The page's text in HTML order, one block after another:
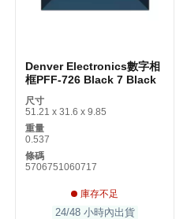
Denver Electronics數字相
框PFF-726 Black 7 Black
尺寸
51.21 x 31.6 x 9.85
重量
0.537
條碼
5706751060717
庫存不足
24/48 小時內出貨